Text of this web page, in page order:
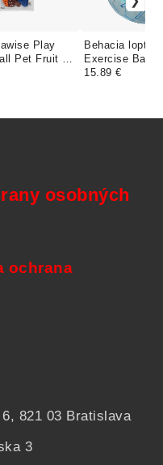
Play
Pet Fruit &
Behacia lopta
Exercise Ball
15.89 €
osobných
ochrana
821 03 Bratislava
3